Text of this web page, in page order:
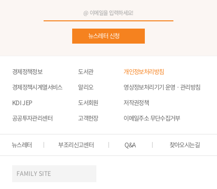
뉴스레터 신청
경제정책정보
경제정책시계열서비스
KDI JEP
공공투자관리센터
도서관
알리오
도서회원
고객헌장
개인정보처리방침
영상정보처리기기 운영ㆍ관리방침
저작권정책
이메일주소 무단수집거부
뉴스레터 부조리신고센터 Q&A 찾아오시는길
FAMILY SITE